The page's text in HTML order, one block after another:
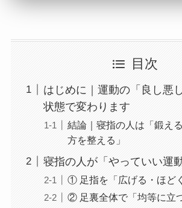
目次
はじめに｜運動の「良し悪
状態で変わります
結論｜寝指の人は「鍛え
方を整える」
寝指の人が「やっていい運動
① 足指を「広げる・ほど
② 足裏全体で「均等に立